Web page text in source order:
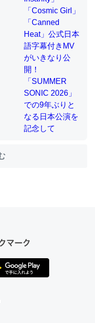
たまに覗いてる。ぼ
あと、Googleマップで
充電中かが分かるので
歳と僕。ITツール導入で
tayorini by LIFULL介護
一生で親と会える残
た。ポケットWifiみ
しか使わないので
2019/05/15/1805